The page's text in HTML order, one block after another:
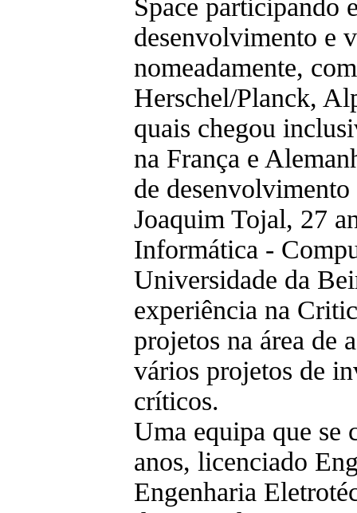
Space participando
desenvolvimento e
nomeadamente,
Herschel/Planck,
quais chegou
na França e
de desenvolvimento
Joaquim Tojal, 27
Informática -
Universidade da
experiência na
projetos na área de
vários projetos de
críticos.
Uma equipa que se
anos, licenciado
Engenharia